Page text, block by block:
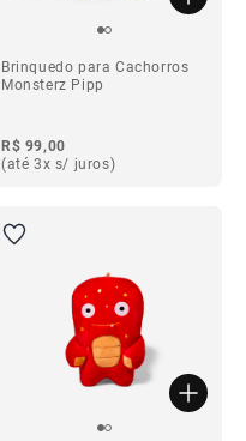
Brinquedo para Cachorros
Monsterz Pipp
R$ 99,00
(até 3x s/ juros)